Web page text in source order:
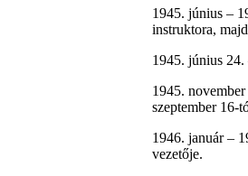
1945. június –
instruktora,
1945. június
1945.
szeptember 16-
1946. január –
vezetője.